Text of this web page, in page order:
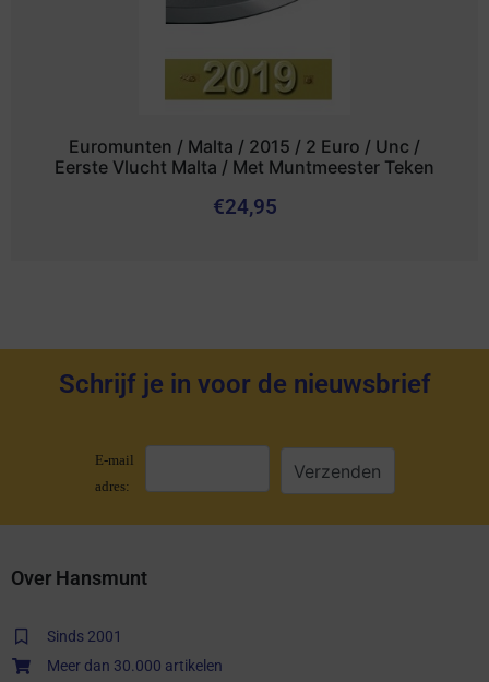
Euromunten / Malta / 2015 / 2 Euro / Unc /
Eerste Vlucht Malta / Met Muntmeester Teken
€24,95
Schrijf je in voor de nieuwsbrief
E-mail
adres:
Over Hansmunt
Sinds 2001
Meer dan 30.000 artikelen